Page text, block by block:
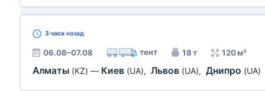
3 часа назад
06.08–07.08 тент 18 т 120 м³
Алматы (KZ) — Киев (UA), Львов (UA), Днипро (UA)